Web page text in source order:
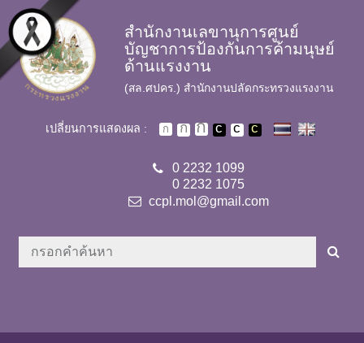
Skip to main content
สำนักงานเลขานุการศูนย์
บัญชาการป้องกันการค้ามนุษย์
ด้านแรงงาน
(สล.ศปคร.) สำนักงานปลัดกระทรวงแรงงาน
เปลี่ยนการแสดงผล :
0 2232 1099
0 2232 1075
ccpl.mol@gmail.com